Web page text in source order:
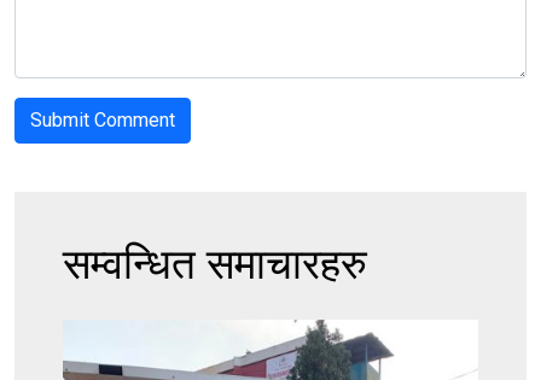
सम्वन्धित समाचारहरु